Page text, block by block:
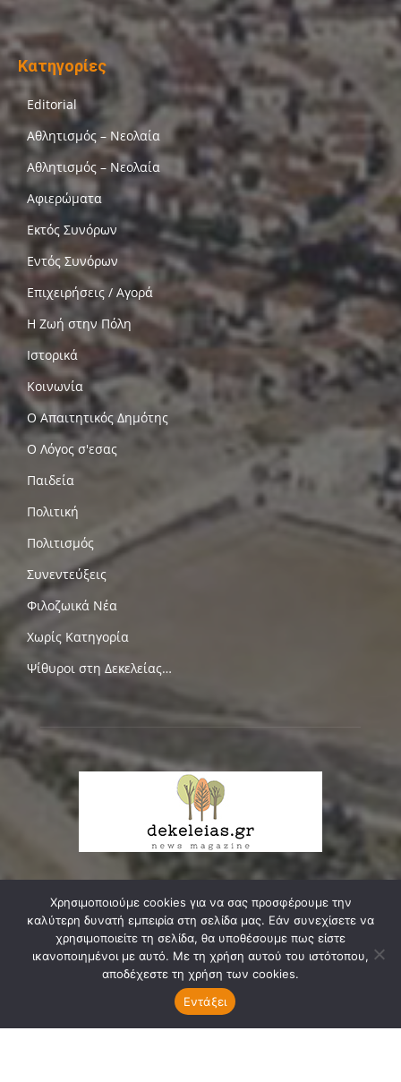
Κατηγορίες
Editorial
Αθλητισμός – Νεολαία
Αθλητισμός – Νεολαία
Αφιερώματα
Εκτός Συνόρων
Εντός Συνόρων
Επιχειρήσεις / Αγορά
Η Ζωή στην Πόλη
Ιστορικά
Κοινωνία
Ο Απαιτητικός Δημότης
Ο Λόγος σ'εσας
Παιδεία
Πολιτική
Πολιτισμός
Συνεντεύξεις
Φιλοζωικά Νέα
Χωρίς Κατηγορία
Ψίθυροι στη Δεκελείας…
ΣΧΕΤΙΚΑ ΜΕ ΕΜΑΣ
Δεκελείας, ο δικός μας δρόμος, κεντρική αρτηρία της
κοινωνικής, οικιστικής και πολιτιστικής μας ενότητας,
ζευγαρώνει τις δυο πάλαι ποτέ κοινότητες της Νέας
Φιλαδέλφειας και...Διαβάστε Περισσότερα ...
Χρησιμοποιούμε cookies για να σας προσφέρουμε την
καλύτερη δυνατή εμπειρία στη σελίδα μας. Εάν συνεχίσετε να
χρησιμοποιείτε τη σελίδα, θα υποθέσουμε πως είστε
ικανοποιημένοι με αυτό. Με τη χρήση αυτού του ιστότοπου,
αποδέχεστε τη χρήση των cookies.
Εντάξει